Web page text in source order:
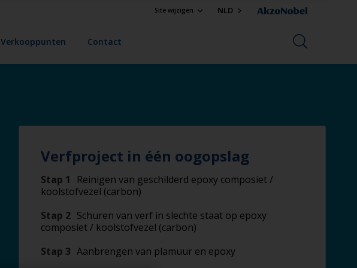
Site wijzigen NLD
Verkooppunten Contact
Verfproject in één oogopslag
Stap 1
Reinigen van geschilderd epoxy composiet /
koolstofvezel (carbon)
Stap 2 Schuren van verf in slechte staat op epoxy
composiet / koolstofvezel (carbon)
Stap 3 Aanbrengen van plamuur en epoxy